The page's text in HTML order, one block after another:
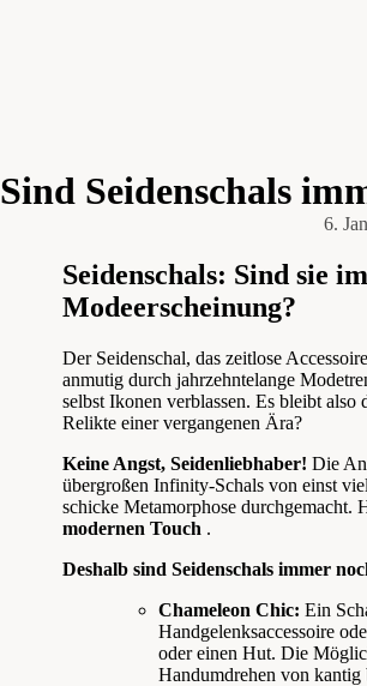
Sind Seidenschals
6.
Seidenschals: Sind sie
Modeerscheinung?
Der Seidenschal, das zeitlose
anmutig durch jahrzehntelange
selbst Ikonen verblassen. Es bleibt also
Relikte einer vergangenen Ära?
Keine Angst, Seidenliebhaber! Die
übergroßen Infinity-Schals von einst
schicke Metamorphose durchgemacht.
modernen Touch .
Deshalb sind Seidenschals immer
Chameleon Chic: Ein
Handgelenksaccessoire
oder einen Hut. Die
Handumdrehen von kantig